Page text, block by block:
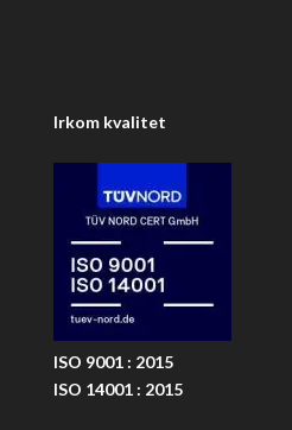
Irkom kvalitet
ISO 9001 : 2015
ISO 14001 : 2015